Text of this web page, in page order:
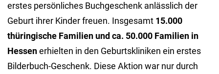
erstes persönliches Buchgeschenk anlässlich der
Geburt ihrer Kinder freuen. Insgesamt 15.000
thüringische Familien und ca. 50.000 Familien in
Hessenerhielten in den Geburtskliniken ein erstes
Bilderbuch-Geschenk. Diese Aktion war nur durch